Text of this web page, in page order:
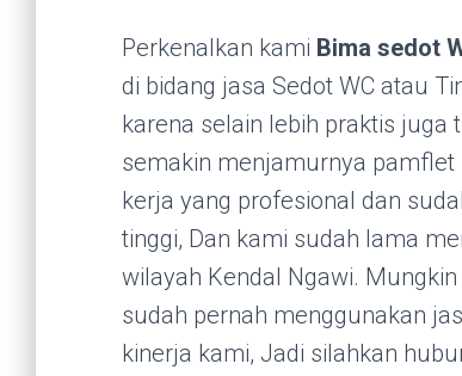
Perkenalkan kami Bima sedot
di bidang jasa Sedot WC atau
karena selain lebih praktis juga
semakin menjamurnya
kerja yang profesional dan
tinggi, Dan kami sudah lama
wilayah Kendal Ngawi.
sudah pernah menggunakan
kinerja kami, Jadi silahkan